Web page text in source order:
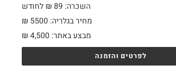
השכרה: 89 ₪ לחודש
מחיר בגלריה: 5500 ₪
מבצע באתר:
₪ 4,500
לפרטים והזמנה